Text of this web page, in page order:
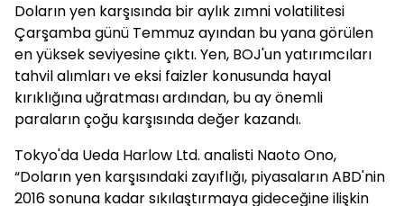
Doların yen karşısında bir aylık zımni volatilitesi
Çarşamba günü Temmuz ayından bu yana görülen
en yüksek seviyesine çıktı. Yen, BOJ'un yatırımcıları
tahvil alımları ve eksi faizler konusunda hayal
kırıklığına uğratması ardından, bu ay önemli
paraların çoğu karşısında değer kazandı.
Tokyo'da Ueda Harlow Ltd. analisti Naoto Ono,
“Doların yen karşısındaki zayıflığı, piyasaların ABD'nin
2016 sonuna kadar sıkılaştırmaya gideceğine ilişkin